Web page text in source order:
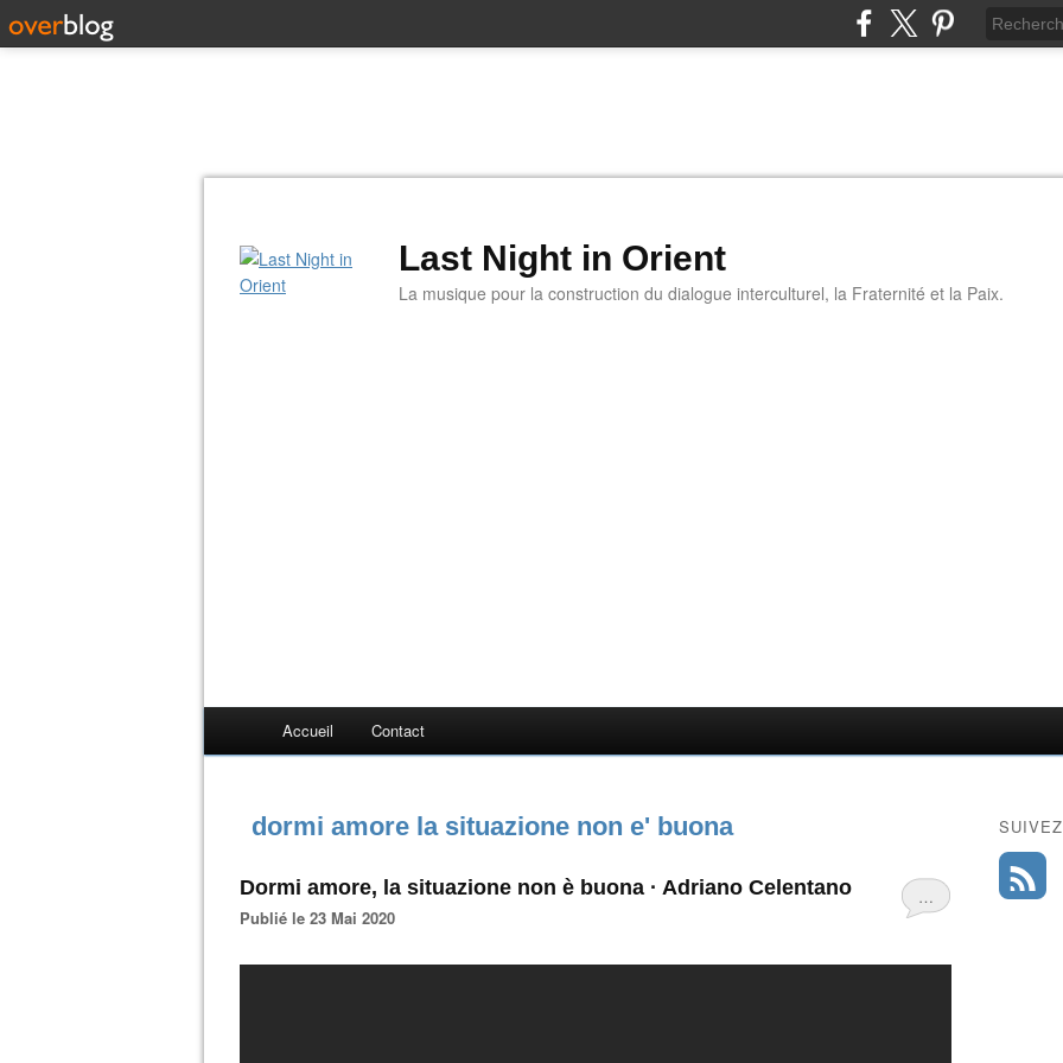
Last Night in Orient
La musique pour la construction du dialogue interculturel, la Fraternité et la Paix.
Accueil Contact
dormi amore la situazione non e' buona
…
Dormi amore, la situazione non è buona · Adriano Celentano
Publié le 23 Mai 2020